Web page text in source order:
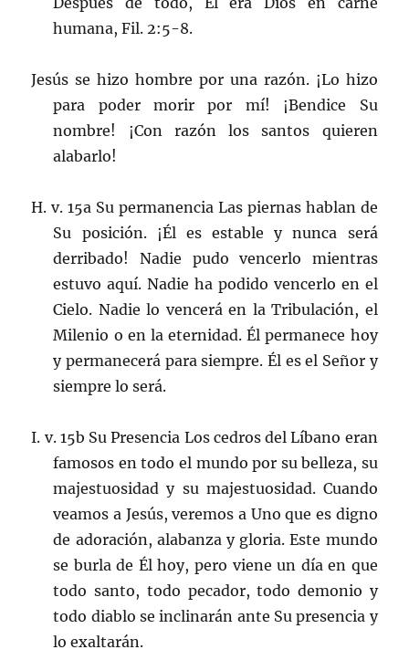
humana, Fil. 2:5-8.
Jesús se hizo hombre por una razón. ¡Lo hizo
para poder morir por mí! ¡Bendice Su
nombre! ¡Con razón los santos quieren
alabarlo!
H. v. 15a Su permanencia Las piernas hablan de
Su posición. ¡Él es estable y nunca será
derribado! Nadie pudo vencerlo mientras
estuvo aquí. Nadie ha podido vencerlo en el
Cielo. Nadie lo vencerá en la Tribulación, el
Milenio o en la eternidad. Él permanece hoy
y permanecerá para siempre. Él es el Señor y
siempre lo será.
I. v. 15b Su Presencia Los cedros del Líbano eran
famosos en todo el mundo por su belleza, su
majestuosidad y su majestuosidad. Cuando
veamos a Jesús, veremos a Uno que es digno
de adoración, alabanza y gloria. Este mundo
se burla de Él hoy, pero viene un día en que
todo santo, todo pecador, todo demonio y
todo diablo se inclinarán ante Su presencia y
lo exaltarán.